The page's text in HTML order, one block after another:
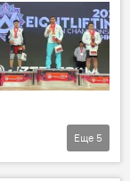
Еще 5